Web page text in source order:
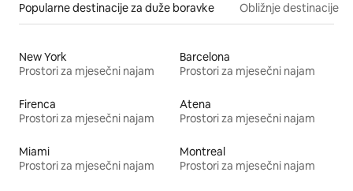
Popularne destinacije za duže boravke Obližnje destinacije
New York
Prostori za mjesečni najam
Barcelona
Prostori za mjesečni najam
Firenca
Prostori za mjesečni najam
Atena
Prostori za mjesečni najam
Miami
Prostori za mjesečni najam
Montreal
Prostori za mjesečni najam